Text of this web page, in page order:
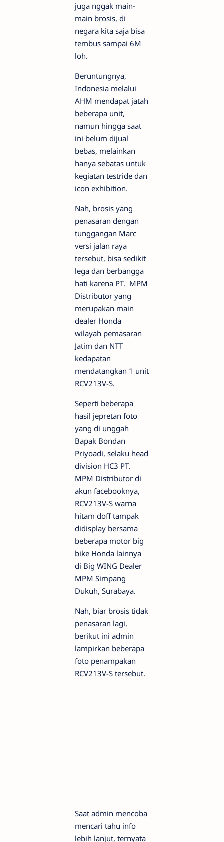
juga nggak main-
main brosis, di
negara kita saja bisa
tembus sampai 6M
loh.
Beruntungnya,
Indonesia melalui
AHM mendapat jatah
beberapa unit,
namun hingga saat
ini belum dijual
bebas, melainkan
hanya sebatas untuk
kegiatan testride dan
icon exhibition.
Nah, brosis yang
penasaran dengan
tunggangan Marc
versi jalan raya
tersebut, bisa sedikit
lega dan berbangga
hati karena PT. MPM
Distributor yang
merupakan main
dealer Honda
wilayah pemasaran
Jatim dan NTT
kedapatan
mendatangkan 1 unit
RCV213V-S.
Seperti beberapa
hasil jepretan foto
yang di unggah
Bapak Bondan
Priyoadi, selaku head
division HC3 PT.
MPM Distributor di
akun facebooknya,
RCV213V-S warna
hitam doff tampak
didisplay bersama
beberapa motor big
bike Honda lainnya
di Big WING Dealer
MPM Simpang
Dukuh, Surabaya.
Nah, biar brosis tidak
penasaran lagi,
berikut ini admin
lampirkan beberapa
foto penampakan
RCV213V-S tersebut.
Saat admin mencoba
mencari tahu info
lebih lanjut, ternyata